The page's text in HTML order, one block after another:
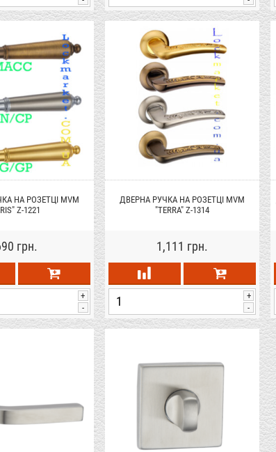
НА РОЗЕТЦІ MVM
Z-1221
грн.
-
+
ДВЕРНА РУЧКА НА РОЗЕТЦІ MVM
"TERRA" Z-1314
1,111 грн.
-
+